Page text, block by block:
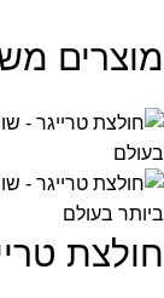
מוצרים
חולצת